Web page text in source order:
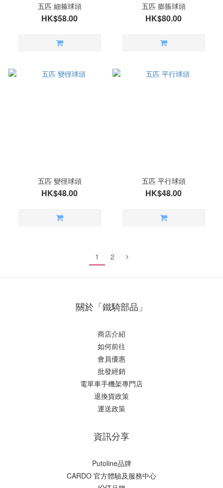
五匹 細箍球頭
HK$58.00
五匹 膨脹球頭
HK$80.00
五匹 變徑球頭
HK$48.00
五匹 平行球頭
HK$48.00
1 2
關於「鐵騎部品」
商店介紹
如何前往
會員優惠
批發經銷
電單車手機架專門店
退換貨政策
運送政策
資訊分享
Putoline品牌
CARDO 官方體驗及服務中心